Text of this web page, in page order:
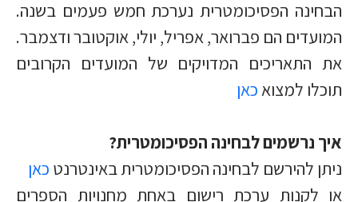
הבחינה הפסיכומטרית נערכת חמש פעמים בשנה.
המועדים הם פברואר, אפריל, יולי, אוקטובר ודצמבר.
את התאריכים המדויקים של המועדים הקרובים
תוכלו למצואכאן
איך נרשמים לבחינה הפסיכומטרית?
ניתן להירשם לבחינה הפסיכומטרית באינטרנט כאן
או לקנות ערכת רישום באחת מחנויות הספרים